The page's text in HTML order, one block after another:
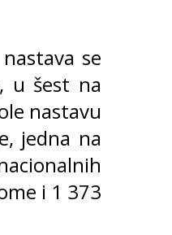
se
u šest na
nastavu
jedna na
i 1 373